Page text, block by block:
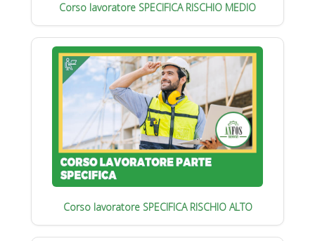
Corso lavoratore SPECIFICA RISCHIO MEDIO
Corso lavoratore SPECIFICA RISCHIO ALTO